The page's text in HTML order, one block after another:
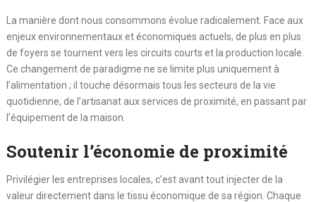
La manière dont nous consommons évolue radicalement. Face aux
enjeux environnementaux et économiques actuels, de plus en plus
de foyers se tournent vers les circuits courts et la production locale.
Ce changement de paradigme ne se limite plus uniquement à
l’alimentation ; il touche désormais tous les secteurs de la vie
quotidienne, de l’artisanat aux services de proximité, en passant par
l’équipement de la maison.
Soutenir l’économie de proximité
Privilégier les entreprises locales, c’est avant tout injecter de la
valeur directement dans le tissu économique de sa région. Chaque